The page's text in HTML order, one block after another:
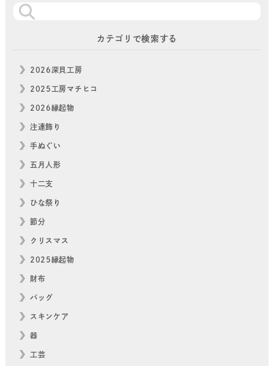
カテゴリで検索する
2026深貝工房
2025工房マチヒコ
2026縁起物
注連飾り
手ぬぐい
五月人形
十二支
ひな祭り
節分
クリスマス
2025縁起物
財布
バッグ
スキンケア
器
工芸